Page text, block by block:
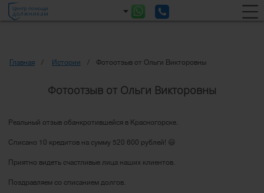
Главная Истории Фотоотзыв от Ольги Викторовны
Фотоотзыв от Ольги Викторовны
Реальный отзыв обанкротившейся в Красногорске.
Списано 10 кредитов на сумму 520 600 рублей! 😃
Приятно видеть счастливые лица наших клиентов.
Поздравляем со списанием долгов.